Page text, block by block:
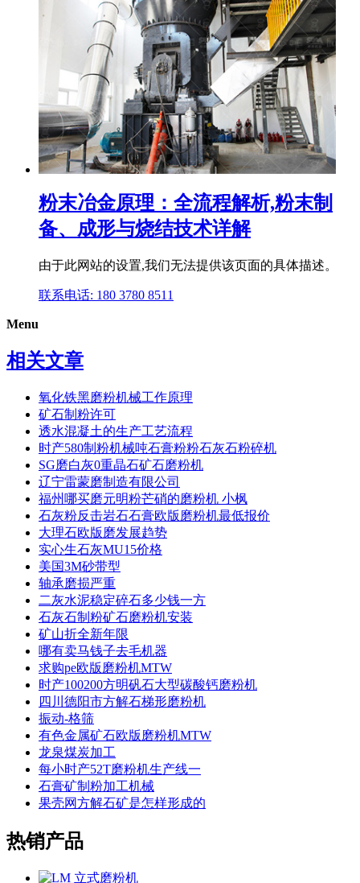
粉末冶金原理：全流程解析,粉末制
备、成形与烧结技术详解
由于此网站的设置,我们无法提供该页面的具体描述。
联系电话: 180 3780 8511
Menu
相关文章
氧化铁黑磨粉机械工作原理
矿石制粉许可
透水混凝土的生产工艺流程
时产580制粉机械吨石膏粉粉石灰石粉碎机
SG磨白灰0重晶石矿石磨粉机
辽宁雷蒙磨制造有限公司
福州哪买磨元明粉芒硝的磨粉机 小枫
石灰粉反击岩石石膏欧版磨粉机最低报价
大理石欧版磨发展趋势
实心生石灰MU15价格
美国3M砂带型
轴承磨损严重
二灰水泥稳定碎石多少钱一方
石灰石制粉矿石磨粉机安装
矿山折全新年限
哪有卖马钱子去毛机器
求购pe欧版磨粉机MTW
时产100200方明矾石大型碳酸钙磨粉机
四川德阳市方解石梯形磨粉机
振动-格筛
有色金属矿石欧版磨粉机MTW
龙泉煤炭加工
每小时产52T磨粉机生产线一
石膏矿制粉加工机械
果壳网方解石矿是怎样形成的
热销产品